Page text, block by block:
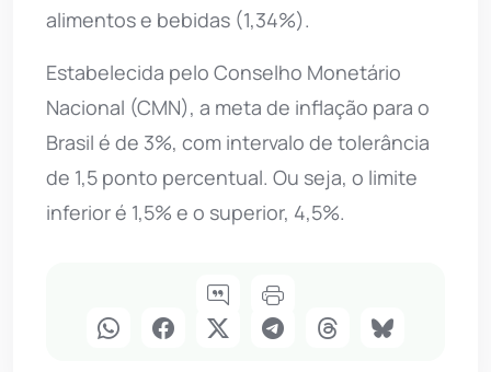
alimentos e bebidas (1,34%).
Estabelecida pelo Conselho Monetário
Nacional (CMN), a meta de inflação para o
Brasil é de 3%, com intervalo de tolerância
de 1,5 ponto percentual. Ou seja, o limite
inferior é 1,5% e o superior, 4,5%.